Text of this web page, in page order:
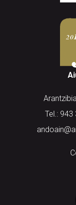
Tel.: 943